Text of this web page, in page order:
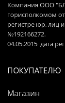
Компания ООО
горисполкомом
регистре юр. лиц
№192166272.
04.05.2015 дата
ПОКУПАТЕЛЮ
Магазин